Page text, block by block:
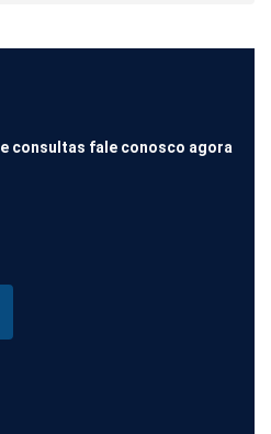
consultas fale conosco agora